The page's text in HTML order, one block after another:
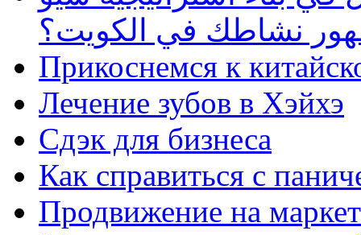
نشاطك في الكويت؟
Прикоснемся к
Лечение зубов в Хэйхэ
Сдэк для бизнеса
Как справиться с
Продвижение на